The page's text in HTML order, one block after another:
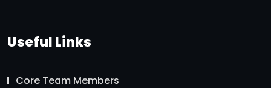
Useful Links
Core Team Members